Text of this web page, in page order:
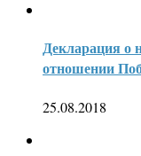
Декларация о
отношении
25.08.2018